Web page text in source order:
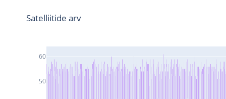
50
60
Satelliitide arv